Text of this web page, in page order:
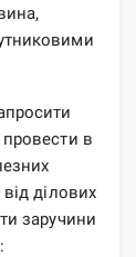
в
ділових
заручини